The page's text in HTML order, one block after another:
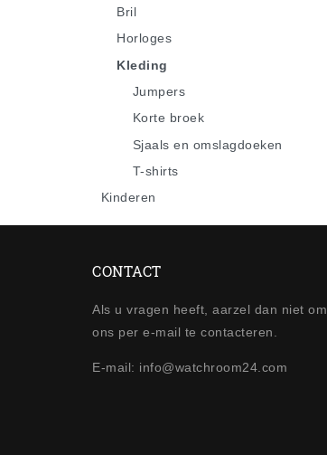
Bril
Horloges
Kleding
Jumpers
Korte broek
Sjaals en omslagdoeken
T-shirts
Kinderen
CONTACT
Als u vragen heeft, aarzel dan niet om
ons per e-mail te contacteren.
E-mail: info@watchroom24.com